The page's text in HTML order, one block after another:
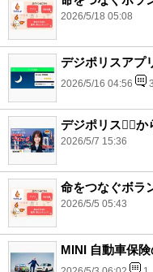
2026/5/18 05:08
デジポリスアプ
2026/5/16 04:56 3
デジポリス👮‍♂️
2026/5/7 15:36
命をつなぐボラ
2026/5/5 05:43
MINI 自動車保険